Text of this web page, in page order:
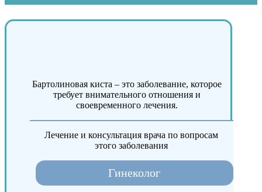
Бартолиновая киста – это заболевание, которое
требует внимательного отношения и
своевременного лечения.
Лечение и консультация врача по вопросам
этого заболевания
Гинеколог